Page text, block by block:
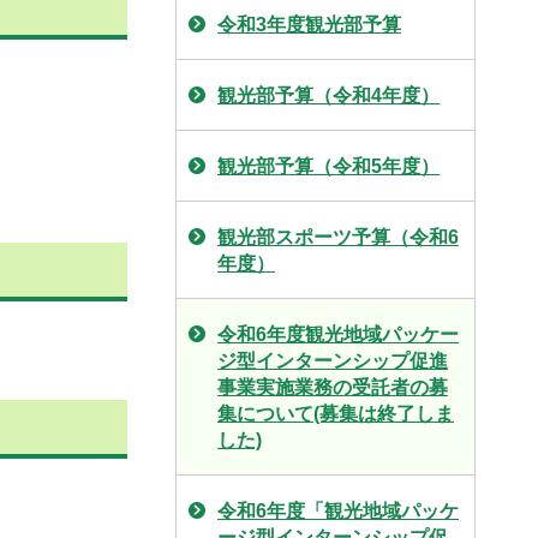
令和3年度観光部予算
観光部予算（令和4年度）
観光部予算（令和5年度）
観光部スポーツ予算（令和6
年度）
令和6年度観光地域パッケー
ジ型インターンシップ促進
事業実施業務の受託者の募
集について(募集は終了しま
した)
令和6年度「観光地域パッケ